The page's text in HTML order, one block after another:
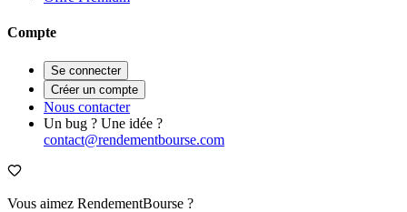
Compte
Se connecter
Créer un compte
Nous contacter
Un bug ? Une idée ?
contact@rendementbourse.com
Vous aimez RendementBourse ?